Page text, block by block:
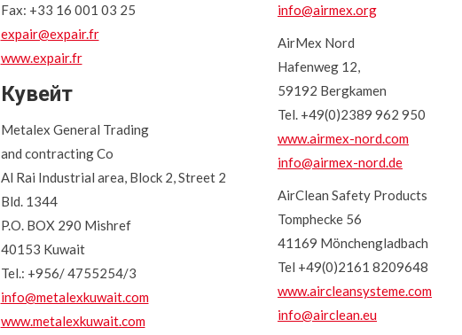
Fax: +33 16 001 03 25
expair@expair.fr
www.expair.fr
Кувейт
Metalex General Trading
and contracting Co
Al Rai Industrial area, Block 2, Street 2
Bld. 1344
P.O. BOX 290 Mishref
40153 Kuwait
Tel.: +956/ 4755254/3
info@metalexkuwait.com
www.metalexkuwait.com
info@airmex.org
AirMex Nord
Hafenweg 12,
59192 Bergkamen
Tel. +49(0)2389 962 950
www.airmex-nord.com
info@airmex-nord.de
AirClean Safety Products
Tomphecke 56
41169 Mönchengladbach
Tel +49(0)2161 8209648
www.aircleansysteme.com
info@airclean.eu